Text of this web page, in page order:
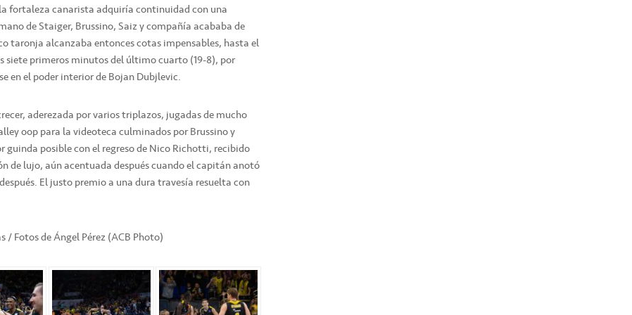
fortaleza canarista adquiría continuidad con una
de Staiger, Brussino, Saiz y compañía acababa de
taronja alcanzaba entonces cotas impensables, hasta el
siete primeros minutos del último cuarto (19-8), por
en el poder interior de Bojan Dubjlevic.
aderezada por varios triplazos, jugadas de mucho
oop para la videoteca culminados por Brussino y
posible con el regreso de Nico Richotti, recibido
de lujo, aún acentuada después cuando el capitán anotó
El justo premio a una dura travesía resuelta con
Fotos de Ángel Pérez (ACB Photo)